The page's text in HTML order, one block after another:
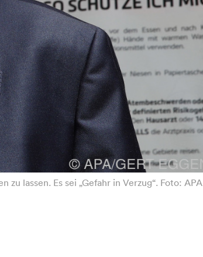
lassen. Es sei „Gefahr in Verzug“. Foto: APA